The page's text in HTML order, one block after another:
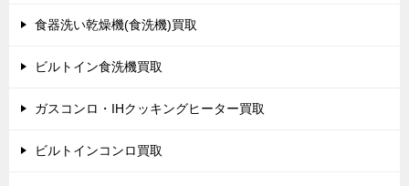
食器洗い乾燥機(食洗機)買取
ビルトイン食洗機買取
ガスコンロ・IHクッキングヒーター買取
ビルトインコンロ買取